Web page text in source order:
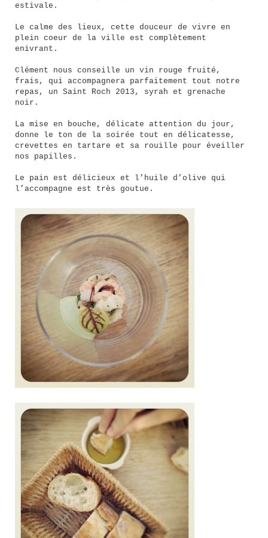
estivale.
Le calme des lieux, cette douceur de vivre en
plein coeur de la ville est complètement
enivrant.
Clément nous conseille un vin rouge fruité,
frais, qui accompagnera parfaitement tout notre
repas, un Saint Roch 2013, syrah et grenache
noir.
La mise en bouche, délicate attention du jour,
donne le ton de la soirée tout en délicatesse,
crevettes en tartare et sa rouille pour éveiller
nos papilles.
Le pain est délicieux et l’huile d’olive qui
l’accompagne est très goutue.